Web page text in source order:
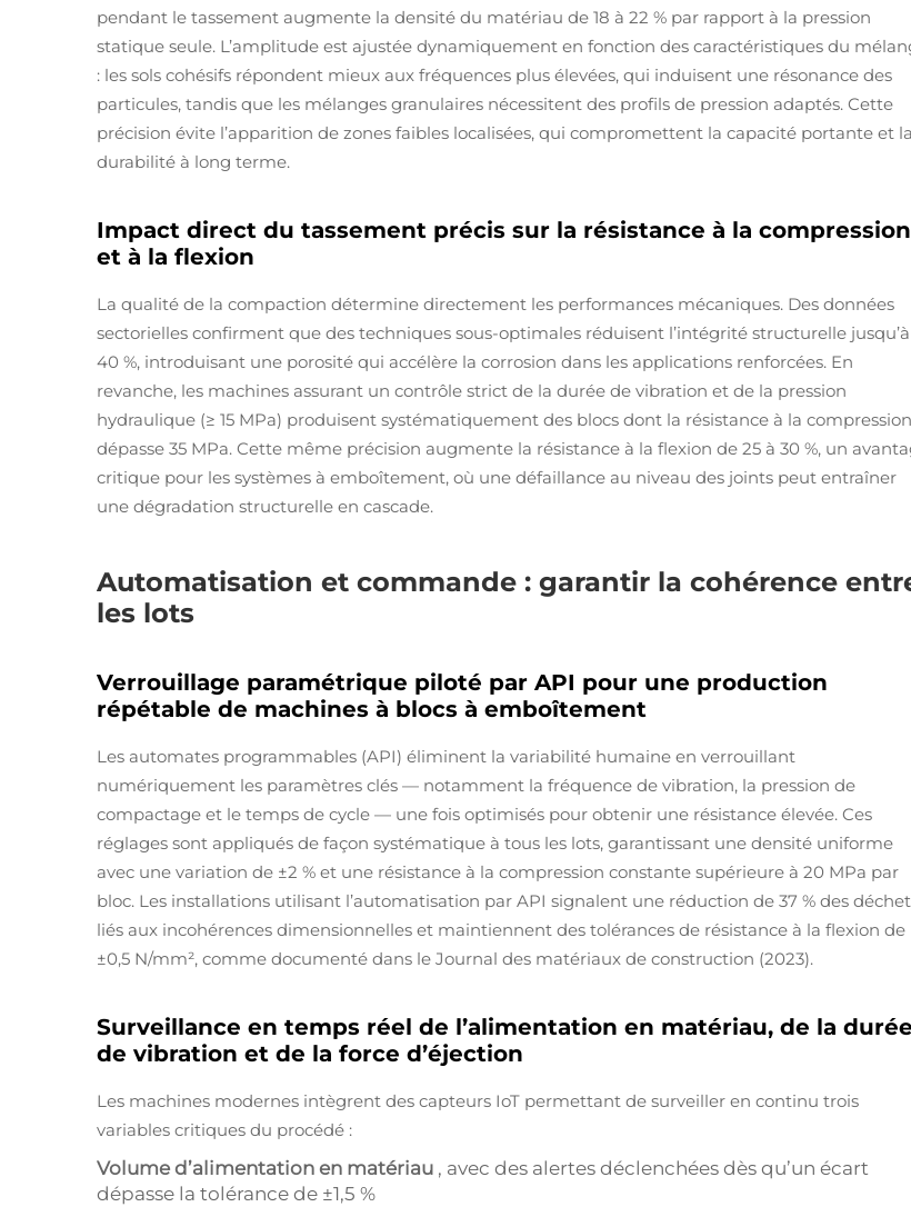
pendant le tassement augmente la densité du matériau de 18 à 22 % par rapport à la pression
statique seule. L’amplitude est ajustée dynamiquement en fonction des caractéristiques du
: les sols cohésifs répondent mieux aux fréquences plus élevées, qui induisent une résonance des
particules, tandis que les mélanges granulaires nécessitent des profils de pression adaptés. Cette
précision évite l’apparition de zones faibles localisées, qui compromettent la capacité portante et la
durabilité à long terme.
Impact direct du tassement précis sur la résistance à la compression
et à la flexion
La qualité de la compaction détermine directement les performances mécaniques. Des données
sectorielles confirment que des techniques sous-optimales réduisent l’intégrité structurelle jusqu’à
40 %, introduisant une porosité qui accélère la corrosion dans les applications renforcées. En
revanche, les machines assurant un contrôle strict de la durée de vibration et de la pression
hydraulique (≥ 15 MPa) produisent systématiquement des blocs dont la résistance à la compression
dépasse 35 MPa. Cette même précision augmente la résistance à la flexion de 25 à 30 %, un
critique pour les systèmes à emboîtement, où une défaillance au niveau des joints peut entraîner
une dégradation structurelle en cascade.
Automatisation et commande : garantir la cohérence
les lots
Verrouillage paramétrique piloté par API pour une production
répétable de machines à blocs à emboîtement
Les automates programmables (API) éliminent la variabilité humaine en verrouillant
numériquement les paramètres clés — notamment la fréquence de vibration, la pression de
compactage et le temps de cycle — une fois optimisés pour obtenir une résistance élevée. Ces
réglages sont appliqués de façon systématique à tous les lots, garantissant une densité uniforme
avec une variation de ±2 % et une résistance à la compression constante supérieure à 20 MPa par
bloc. Les installations utilisant l’automatisation par API signalent une réduction de 37 % des
liés aux incohérences dimensionnelles et maintiennent des tolérances de résistance à la flexion de
±0,5 N/mm², comme documenté dans le Journal des matériaux de construction (2023).
Surveillance en temps réel de l’alimentation en matériau, de la durée
de vibration et de la force d’éjection
Les machines modernes intègrent des capteurs IoT permettant de surveiller en continu trois
variables critiques du procédé :
Volume d’alimentation en matériau , avec des alertes déclenchées dès qu’un écart
dépasse la tolérance de ±1,5 %